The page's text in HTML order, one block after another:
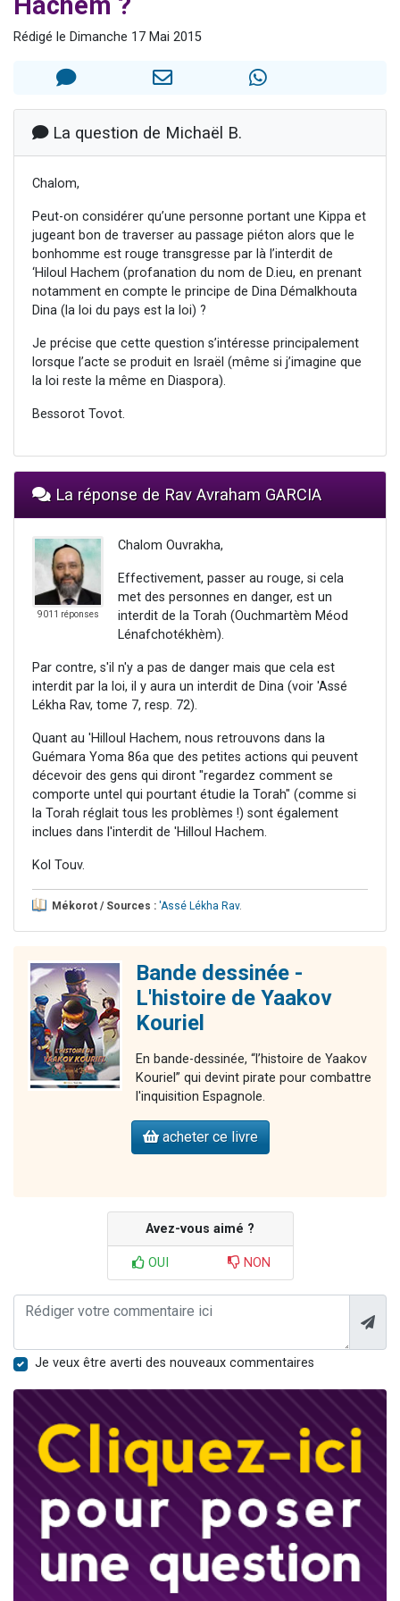
30 personnes viennent de faire un don pour Sauvez la jambe de Yohan
Il reste 49 places pour étudier en groupe sur Zoom
Rédigé le Dimanche 17 Mai 2015
La question de Michaël B.
Chalom,
Peut-on considérer qu’une personne portant une Kippa et
jugeant bon de traverser au passage piéton alors que le
bonhomme est rouge transgresse par là l’interdit de
‘Hiloul Hachem (profanation du nom de D.ieu, en prenant
notamment en compte le principe de Dina Démalkhouta
Dina (la loi du pays est la loi) ?
Je précise que cette question s’intéresse principalement
lorsque l’acte se produit en Israël (même si j’imagine que
la loi reste la même en Diaspora).
Bessorot Tovot.
La réponse de Rav Avraham GARCIA
9011 réponses
Chalom Ouvrakha,
Effectivement, passer au rouge, si cela
met des personnes en danger, est un
interdit de la Torah (Ouchmartèm Méod
Lénafchotékhèm).
Par contre, s'il n'y a pas de danger mais que cela est
interdit par la loi, il y aura un interdit de Dina (voir 'Assé
Lékha Rav, tome 7, resp. 72).
Quant au 'Hilloul Hachem, nous retrouvons dans la
Guémara Yoma 86a que des petites actions qui peuvent
décevoir des gens qui diront "regardez comment se
comporte untel qui pourtant étudie la Torah" (comme si
la Torah réglait tous les problèmes !) sont également
inclues dans l'interdit de 'Hilloul Hachem.
Kol Touv.
Mékorot / Sources : 'Assé Lékha Rav.
Bande dessinée -
L'histoire de Yaakov
Kouriel
En bande-dessinée, “l’histoire de Yaakov
Kouriel” qui devint pirate pour combattre
l'inquisition Espagnole.
acheter ce livre
Avez-vous aimé ?
OUI NON
Je veux être averti des nouveaux commentaires